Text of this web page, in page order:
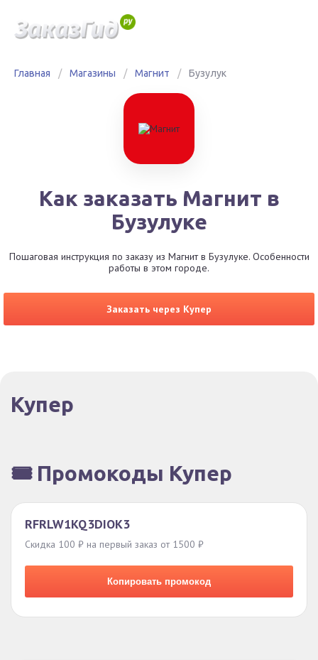
Главная / Магазины / Магнит / Бузулук
Как заказать Магнит в
Бузулуке
Пошаговая инструкция по заказу из Магнит в Бузулуке. Особенности
работы в этом городе.
Заказать через Купер
Купер
🎟️ Промокоды Купер
RFRLW1KQ3DIOK3
Скидка 100 ₽ на первый заказ от 1500 ₽
Копировать промокод